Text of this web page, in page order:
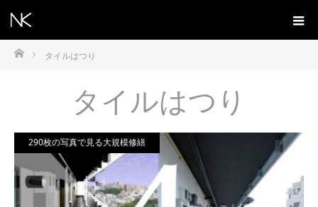
ホームタイルはつり
タイルはつり
290枚の写真で見る大規模修繕